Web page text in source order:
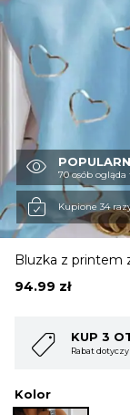
STROJE KĄPIELOWE
BLUZKI
OBUWIE
BIELIZNA
SWETRY
70 osób
Kupione 34
Bluzka z printem
94.99 zł
10%
w sklepie i obejmuje cały
Kolor